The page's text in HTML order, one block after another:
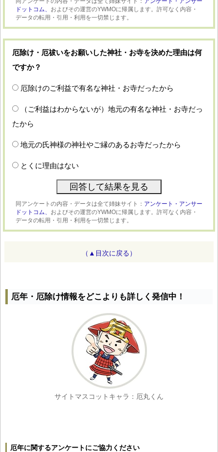
ドットコム、 およびその運営のYWMOに帰属します。許可なく内容・
データの転用・引用・利用を一切禁じます。
厄除け・厄祓いをお願いした神社・お寺を決めた理由は何
ですか？
厄除けのご利益で有名な神社・お寺だったから
（ご利益はわからないが）地元の有名な神社・お寺だっ
たから
地元の氏神様の神社やご縁のあるお寺だったから
とくに理由はない
同アンケートの内容・データは全て姉妹サイト： アンケート・アンサー
ドットコム、 およびその運営のYWMOに帰属します。許可なく内容・
データの転用・引用・利用を一切禁じます。
（▲目次に戻る）
厄年・厄除け情報をどこよりも詳しく発信中！
サイトマスコットキャラ：厄丸くん
厄年に関するアンケートにご協力ください